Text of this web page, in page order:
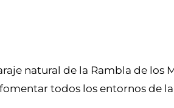
natural de la Rambla de los
todos los entornos de